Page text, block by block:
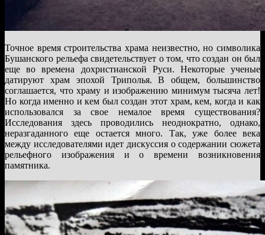
Точное время строительства храма неизвестно, но символика
Бушанского рельефа свидетельствует о том, что создан он был
еще во времена дохристианской Руси. Некоторые ученые
датируют храм эпохой Триполья. В общем, большинство
соглашается, что храму и изображению минимум тысяча лет!
Но когда именно и кем был создан этот храм, кем, когда и как
использовался за свое немалое время существования?
Исследования здесь проводились неоднократно, однако,
неразгаданного еще остается много. Так, уже более века
между исследователями идет дискуссия о содержании сюжета
рельефного изображения и о времени возникновения
памятника.